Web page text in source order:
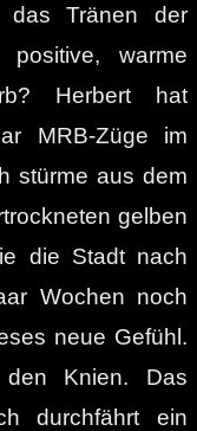
das Tränen der
warme
Herbert hat
MRB-Züge im
stürme aus dem
gelben
die Stadt nach
Wochen noch
neue Gefühl.
Knien. Das
durchfährt ein